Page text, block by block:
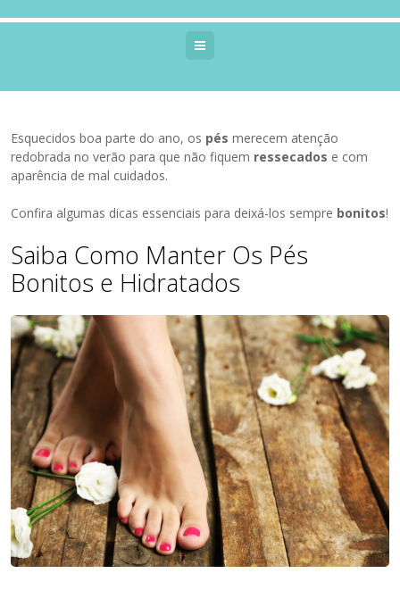
Esquecidos boa parte do ano, os pés merecem atenção
redobrada no verão para que não fiquem ressecados e com
aparência de mal cuidados.
Confira algumas dicas essenciais para deixá-los sempre bonitos!
Saiba Como Manter Os Pés
Bonitos e Hidratados